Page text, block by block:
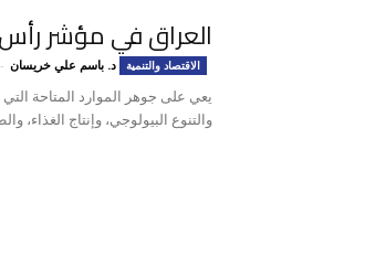
العراق في مؤشر رأس
الاقتصاد والتنمية د. باسم علي خريسان -
يعي على جوهر الموارد المتاحة التي
والتنوع البيولوجي، وإنتاج الغذاء،